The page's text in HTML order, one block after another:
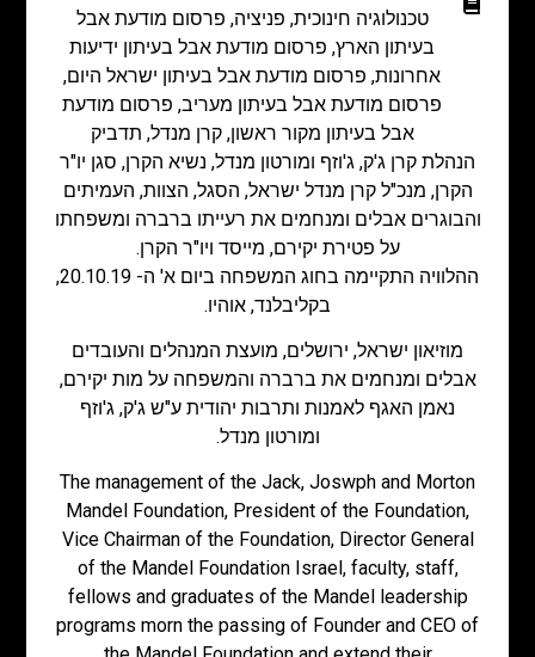
טכנולוגיה חינוכית, פניציה, פרסום מודעת אבל
בעיתון הארץ, פרסום מודעת אבל בעיתון ידיעות
אחרונות, פרסום מודעת אבל בעיתון ישראל היום,
פרסום מודעת אבל בעיתון מעריב, פרסום מודעת
אבל בעיתון מקור ראשון,קרן מנדל, תדביק
הנהלת קרן ג'ק, ג'וזף ומורטון מנדל, נשיא הקרן, סגן יו"ר
הקרן, מנכ"ל קרן מנדל ישראל, הסגל, הצוות, העמיתים
והבוגרים אבלים ומנחמים את רעייתו ברברה ומשפחתו
על פטירת יקירם, מייסד ויו"ר הקרן.
ההלוויה התקיימה בחוג המשפחה ביום א' ה- 20.10.19,
בקליבלנד, אוהיו.
מוזיאון ישראל, ירושלים, מועצת המנהלים והעובדים
אבלים ומנחמים את ברברה והמשפחה על מות יקירם,
נאמן האגף לאמנות ותרבות יהודית ע"ש ג'ק, ג'וזף
ומורטון מנדל.
The management of the Jack, Joswph and Morton
Mandel Foundation, President of the Foundation,
Vice Chairman of the Foundation, Director General
of the Mandel Foundation Israel, faculty, staff,
fellows and graduates of the Mandel leadership
programs morn the passing of Founder and CEO of